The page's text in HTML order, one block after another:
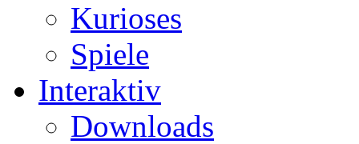
Kurioses
Spiele
Interaktiv
Downloads